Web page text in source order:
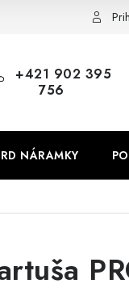
+421 902 395
756
NÁRAMKY